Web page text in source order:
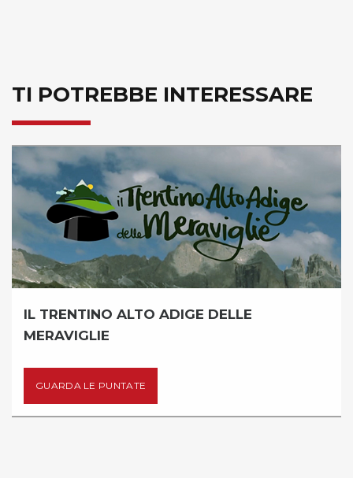
TI POTREBBE INTERESSARE
IL TRENTINO ALTO ADIGE DELLE
MERAVIGLIE
GUARDA LE PUNTATE